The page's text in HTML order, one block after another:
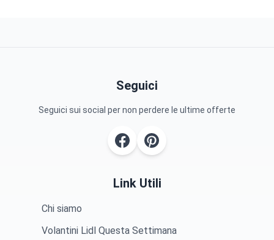
Seguici
Seguici sui social per non perdere le ultime offerte
Link Utili
Chi siamo
Volantini Lidl Questa Settimana